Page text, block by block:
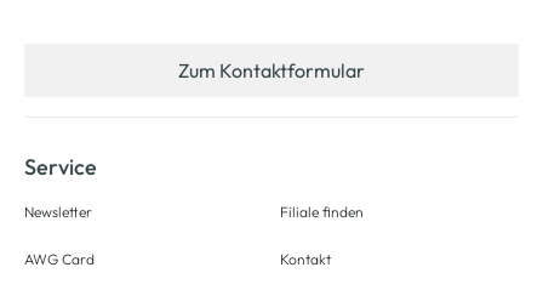
Zum Kontaktformular
Service
Newsletter
AWG Card
Filiale finden
Kontakt